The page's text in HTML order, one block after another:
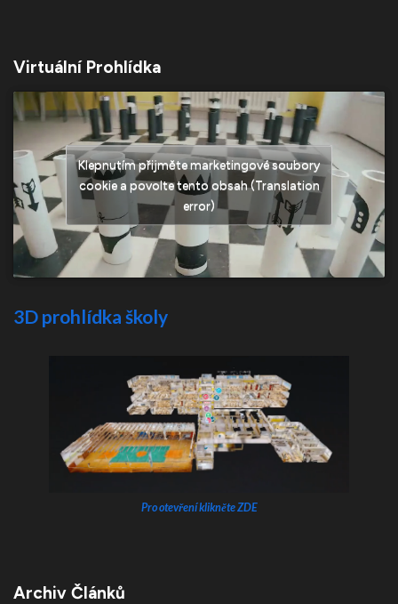
Virtuální Prohlídka
Klepnutím přijměte marketingové soubory
cookie a povolte tento obsah (Translation
error)
3D prohlídka školy
Pro otevření klikněte ZDE
Archiv Článků